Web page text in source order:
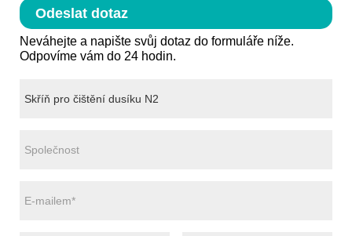
Odeslat dotaz
Neváhejte a napište svůj dotaz do formuláře níže.
Odpovíme vám do 24 hodin.